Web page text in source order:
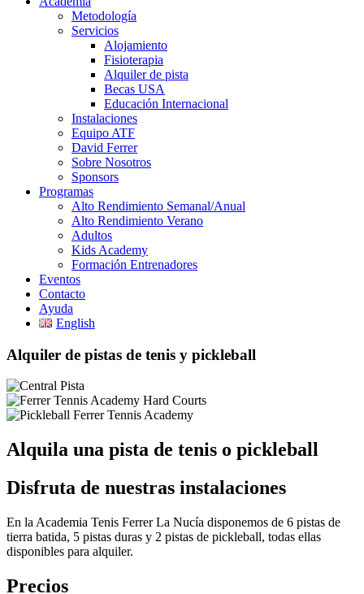
Metodología
Servicios
Alojamiento
Fisioterapia
Alquiler de pista
Becas USA
Educación Internacional
Instalaciones
Equipo ATF
David Ferrer
Sobre Nosotros
Sponsors
Programas
Alto Rendimiento Semanal/Anual
Alto Rendimiento Verano
Adultos
Kids Academy
Formación Entrenadores
Eventos
Contacto
Ayuda
English
Alquiler de pistas de tenis y pickleball
Alquila una pista de tenis o pickleball
Disfruta de nuestras instalaciones
En la Academia Tenis Ferrer La Nucía disponemos de 6 pistas de
tierra batida, 5 pistas duras y 2 pistas de pickleball, todas ellas
disponibles para alquiler.
Precios